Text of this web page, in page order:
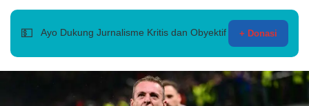
💵 Ayo Dukung Jurnalisme Kritis dan Obyektif + Donasi